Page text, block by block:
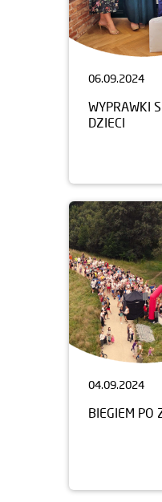
06.09.2024
WYPRAWKI
DZIECI
04.09.2024
BIEGIEM PO